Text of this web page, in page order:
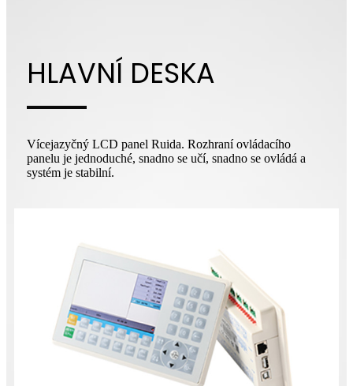
HLAVNÍ DESKA
Vícejazyčný LCD panel Ruida. Rozhraní ovládacího
panelu je jednoduché, snadno se učí, snadno se ovládá a
systém je stabilní.